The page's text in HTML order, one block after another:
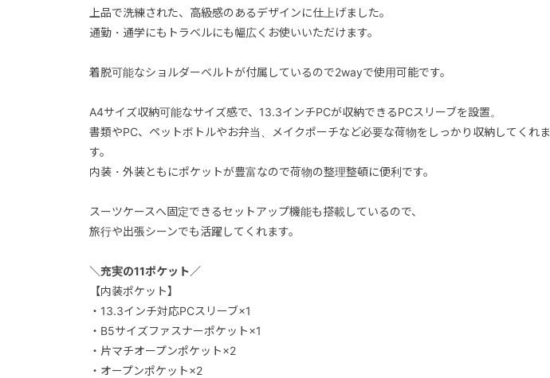
上品で洗練された、高級感のあるデザインに仕上げました。
通勤・通学にもトラベルにも幅広くお使いいただけます。
着脱可能なショルダーベルトが付属しているので2wayで使用可能です。
A4サイズ収納可能なサイズ感で、13.3インチPCが収納できるPCスリーブを設置。
書類やPC、ペットボトルやお弁当、メイクポーチなど必要な荷物をしっかり収納してくれま
す。
内装・外装ともにポケットが豊富なので荷物の整理整頓に便利です。
スーツケースへ固定できるセットアップ機能も搭載しているので、
旅行や出張シーンでも活躍してくれます。
＼充実の11ポケット／
【内装ポケット】
・13.3インチ対応PCスリーブ×1
・B5サイズファスナーポケット×1
・片マチオープンポケット×2
・オープンポケット×2